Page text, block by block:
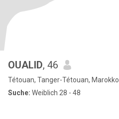
OUALID, 46
Tétouan, Tanger-Tétouan, Marokko
Suche: Weiblich 28 - 48